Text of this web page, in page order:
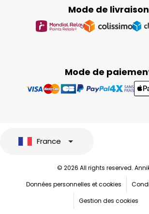
Mode de
Mode de livraison
France
© 2026 All rights reserved.
Données personnelles et cookies
Gestion des cookies